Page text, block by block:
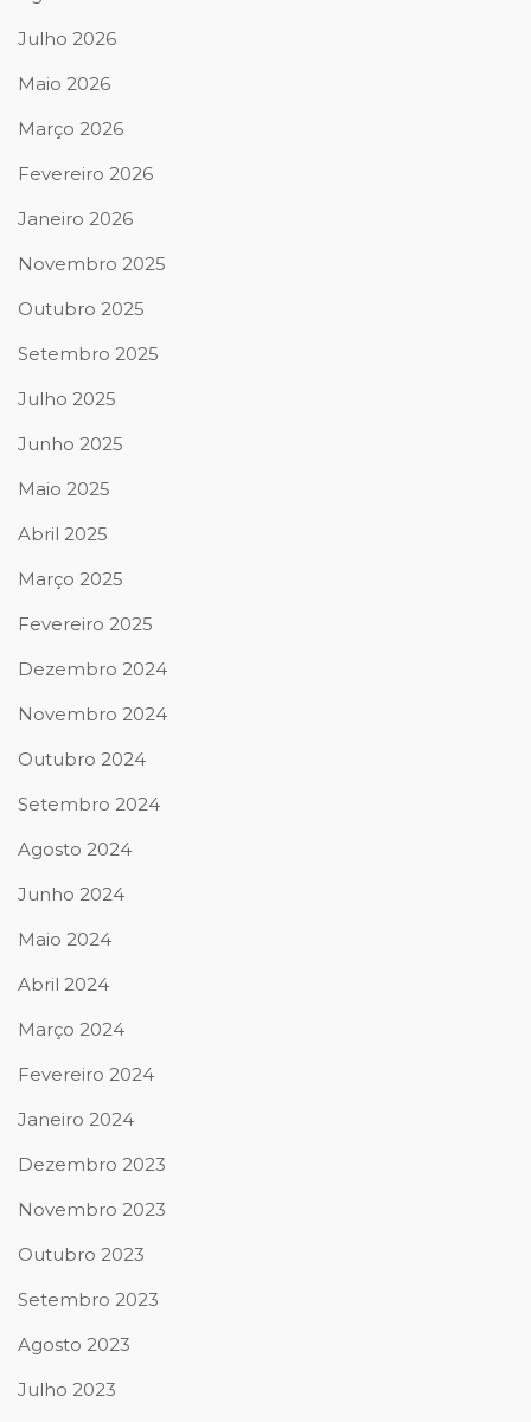
Julho 2026
Maio 2026
Março 2026
Fevereiro 2026
Janeiro 2026
Novembro 2025
Outubro 2025
Setembro 2025
Julho 2025
Junho 2025
Maio 2025
Abril 2025
Março 2025
Fevereiro 2025
Dezembro 2024
Novembro 2024
Outubro 2024
Setembro 2024
Agosto 2024
Junho 2024
Maio 2024
Abril 2024
Março 2024
Fevereiro 2024
Janeiro 2024
Dezembro 2023
Novembro 2023
Outubro 2023
Setembro 2023
Agosto 2023
Julho 2023